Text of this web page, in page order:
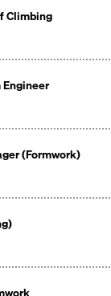
Climbing
(Formwork)